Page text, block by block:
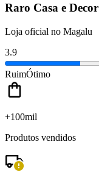
Raro Casa e Decor
Loja oficial no Magalu
3.9
RuimÓtimo
+100mil
Produtos vendidos